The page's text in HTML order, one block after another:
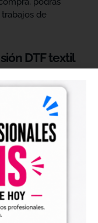
de
DTF textil
ropa infantil,
textiles
la preparación
colecciones
cero. Solo
preparar
y producirlo con tu